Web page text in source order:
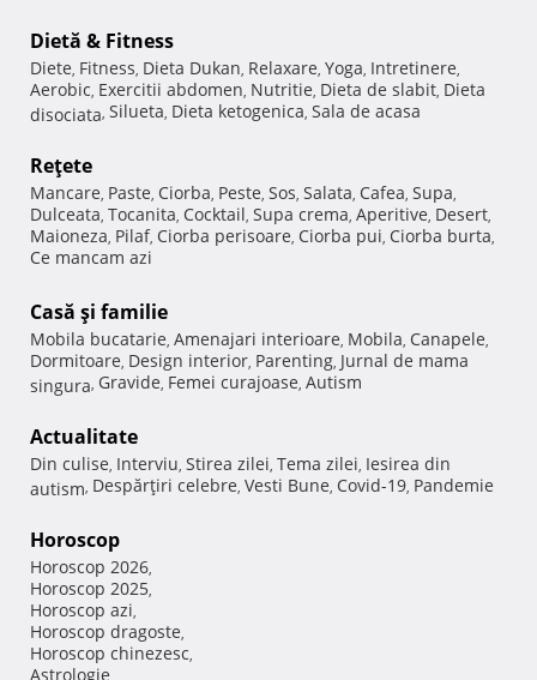
Dietă & Fitness
Diete, Fitness, Dieta Dukan, Relaxare, Yoga, Intretinere,
Aerobic, Exercitii abdomen, Nutritie, Dieta de slabit, Dieta
disociata, Silueta, Dieta ketogenica, Sala de acasa
Reţete
Mancare, Paste, Ciorba, Peste, Sos, Salata, Cafea, Supa,
Dulceata, Tocanita, Cocktail, Supa crema, Aperitive, Desert,
Maioneza, Pilaf, Ciorba perisoare, Ciorba pui, Ciorba burta,
Ce mancam azi
Casă şi familie
Mobila bucatarie, Amenajari interioare, Mobila, Canapele,
Dormitoare, Design interior, Parenting, Jurnal de mama
singura, Gravide, Femei curajoase, Autism
Actualitate
Din culise, Interviu, Stirea zilei, Tema zilei, Iesirea din
autism, Despărţiri celebre, Vesti Bune, Covid-19, Pandemie
Horoscop
Horoscop 2026,
Horoscop 2025,
Horoscop azi,
Horoscop dragoste,
Horoscop chinezesc,
Astrologie